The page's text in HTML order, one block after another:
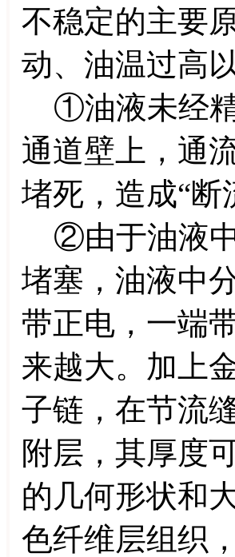
不稳定的主要
动、油温过高
①油液未经精
通道壁上，通
堵死，造成“断
②由于油液中
堵塞，油液中
带正电，一端
来越大。加上
子链，在节流
附层，其厚度
的几何形状和
色纤维层组织